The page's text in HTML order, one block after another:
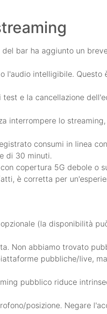
bar ha aggiunto un
l'audio intelligibile. Questo
e la cancellazione
interrompere lo
consumi in linea
di 30 minuti.
copertura 5G debole o
è corretta per
(la disponibilità
Non abbiamo trovato
pubbliche/live,
pubblico riduce
posizione. Negare